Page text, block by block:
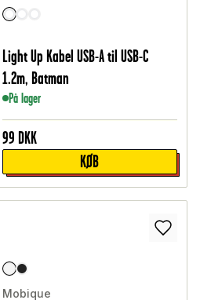
Light Up Kabel USB-A til USB-C
1.2m, Batman
På lager
99 DKK
KØB
Mobique